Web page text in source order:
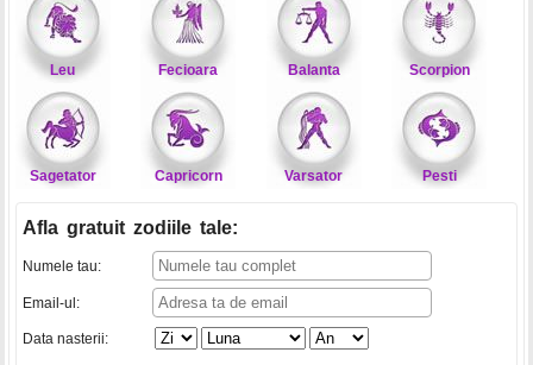
Leu Fecioara Balanta Scorpion
Sagetator Capricorn Varsator Pesti
Afla gratuit zodiile tale:
Numele tau:
Email-ul:
Data nasterii: